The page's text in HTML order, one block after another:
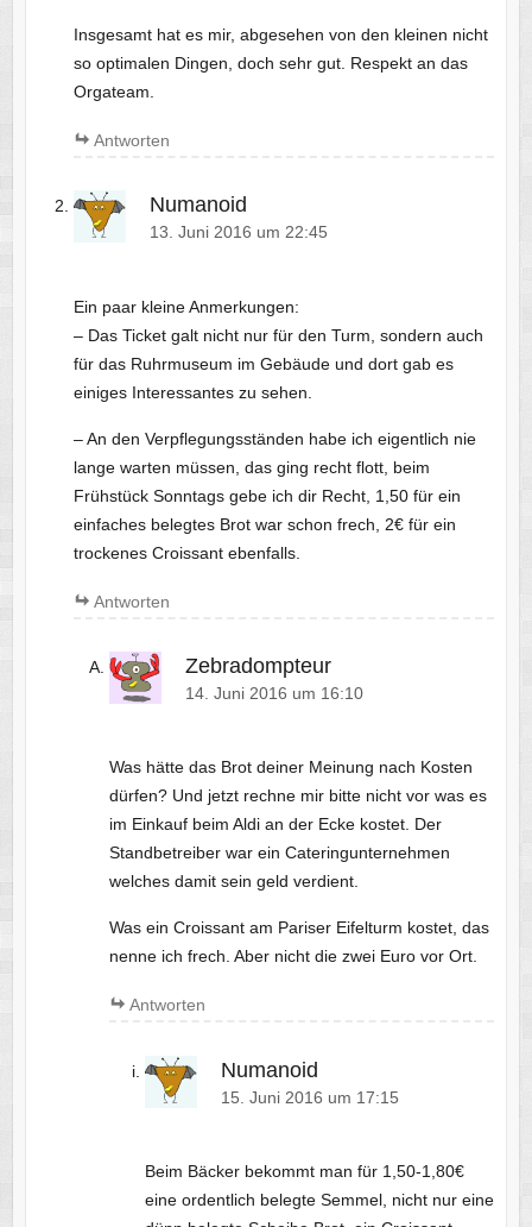
Insgesamt hat es mir, abgesehen von den kleinen nicht
so optimalen Dingen, doch sehr gut. Respekt an das
Orgateam.
Antworten
Numanoid
13. Juni 2016 um 22:45
Ein paar kleine Anmerkungen:
– Das Ticket galt nicht nur für den Turm, sondern auch
für das Ruhrmuseum im Gebäude und dort gab es
einiges Interessantes zu sehen.
– An den Verpflegungsständen habe ich eigentlich nie
lange warten müssen, das ging recht flott, beim
Frühstück Sonntags gebe ich dir Recht, 1,50 für ein
einfaches belegtes Brot war schon frech, 2€ für ein
trockenes Croissant ebenfalls.
Antworten
Zebradompteur
14. Juni 2016 um 16:10
Was hätte das Brot deiner Meinung nach Kosten
dürfen? Und jetzt rechne mir bitte nicht vor was es
im Einkauf beim Aldi an der Ecke kostet. Der
Standbetreiber war ein Cateringunternehmen
welches damit sein geld verdient.
Was ein Croissant am Pariser Eifelturm kostet, das
nenne ich frech. Aber nicht die zwei Euro vor Ort.
Antworten
Numanoid
15. Juni 2016 um 17:15
Beim Bäcker bekommt man für 1,50-1,80€
eine ordentlich belegte Semmel, nicht nur eine